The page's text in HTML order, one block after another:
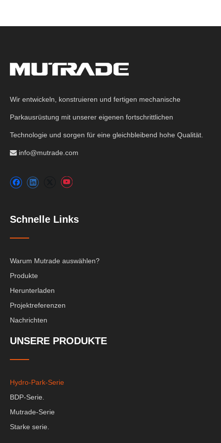
Wir entwickeln, konstruieren und fertigen mechanische
Parkausrüstung mit unserer eigenen fortschrittlichen
Technologie und sorgen für eine gleichbleibend hohe Qualität.
 info@mutrade.com
Schnelle Links
Warum Mutrade auswählen?
Produkte
Herunterladen
Projektreferenzen
Nachrichten
UNSERE PRODUKTE
Hydro-Park-Serie
BDP-Serie.
Mutrade-Serie
Starke serie.